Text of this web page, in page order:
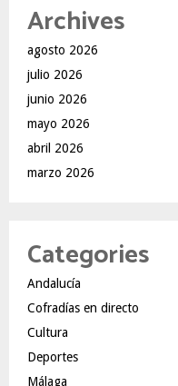
Archives
agosto 2026
julio 2026
junio 2026
mayo 2026
abril 2026
marzo 2026
Categories
Andalucía
Cofradías en directo
Cultura
Deportes
Málaga